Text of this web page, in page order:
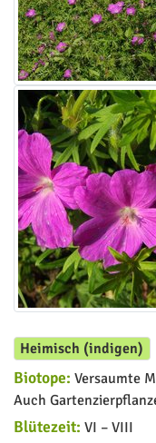
Heimisch (indigen)
Biotope: Versaumte
Auch
Blütezeit: VI – VIII